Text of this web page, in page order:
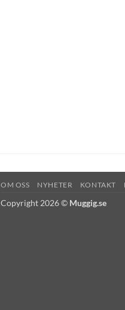
OM OSS NYHETER KONTAKT
Copyright 2026 © Muggig.se